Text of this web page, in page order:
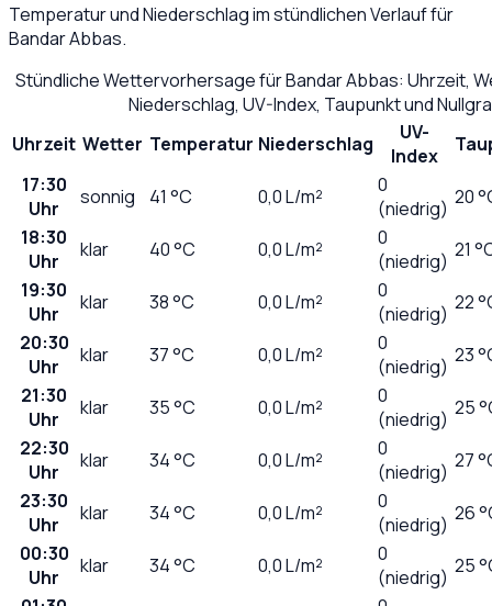
Temperatur und Niederschlag im stündlichen Verlauf für
Bandar Abbas.
Stündliche Wettervorhersage fürBandar Abbas: Uhrzeit,
Niederschlag, UV-Index, Taupunkt und
Uhrzeit Wetter Temperatur Niederschlag
UV-
Index
17:30
Uhr
sonnig 41 °C 0,0L/m²
0
(niedrig) 20
18:30
Uhr
klar 40°C 0,0L/m²
0
(niedrig) 21
19:30
Uhr
klar 38°C 0,0L/m²
0
(niedrig) 22
20:30
Uhr
klar 37°C 0,0L/m²
0
(niedrig) 23
21:30
Uhr
klar 35°C 0,0L/m²
0
(niedrig) 25
22:30
Uhr
klar 34°C 0,0L/m²
0
(niedrig) 27
23:30
Uhr
klar 34°C 0,0L/m²
0
(niedrig) 26
00:30
Uhr
klar 34°C 0,0L/m²
0
(niedrig) 25